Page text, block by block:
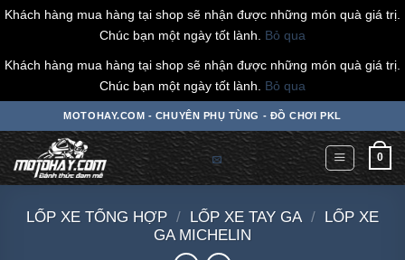
Khách hàng mua hàng tại shop sẽ nhận được những món quà giá trị.
Chúc bạn một ngày tốt lành. Bỏ qua
Khách hàng mua hàng tại shop sẽ nhận được những món quà giá trị.
Chúc bạn một ngày tốt lành. Bỏ qua
đến
dung
MOTOHAY.COM - CHUYÊN PHỤ TÙNG - ĐỒ CHƠI PKL
0
LỐP XE TỔNG HỢP / LỐP XE TAY GA / LỐP XE
GA MICHELIN